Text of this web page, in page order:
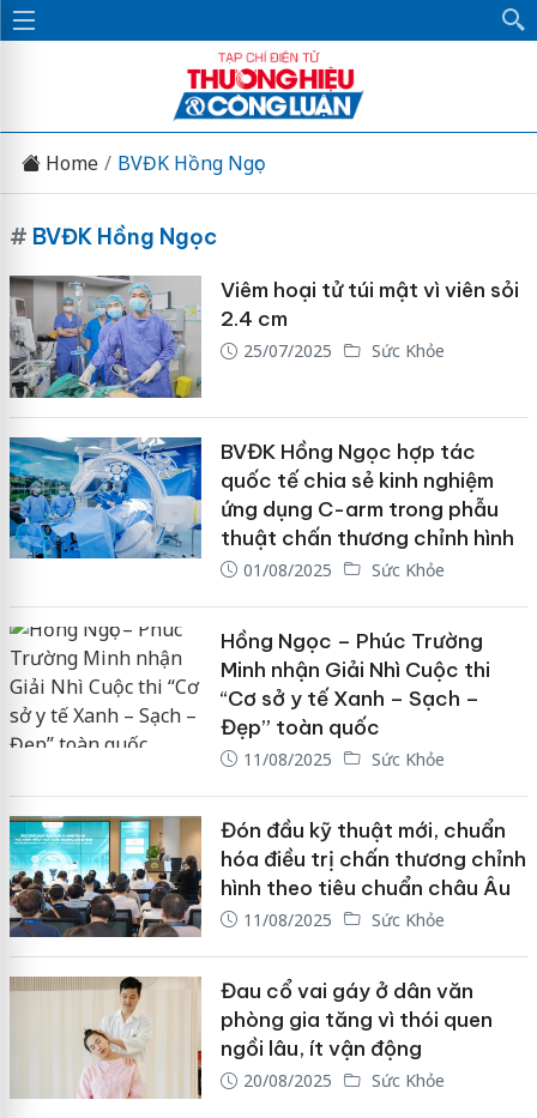
Home BVĐK Hồng Ngọc
# BVĐK Hồng Ngọc
Viêm hoại tử túi mật vì viên sỏi
2.4 cm
25/07/2025 Sức Khỏe
BVĐK Hồng Ngọc hợp tác
quốc tế chia sẻ kinh nghiệm
ứng dụng C-arm trong phẫu
thuật chấn thương chỉnh hình
01/08/2025 Sức Khỏe
Hồng Ngọc – Phúc Trường
Minh nhận Giải Nhì Cuộc thi
“Cơ sở y tế Xanh – Sạch –
Đẹp” toàn quốc
11/08/2025 Sức Khỏe
Đón đầu kỹ thuật mới, chuẩn
hóa điều trị chấn thương chỉnh
hình theo tiêu chuẩn châu Âu
11/08/2025 Sức Khỏe
Đau cổ vai gáy ở dân văn
phòng gia tăng vì thói quen
ngồi lâu, ít vận động
20/08/2025 Sức Khỏe